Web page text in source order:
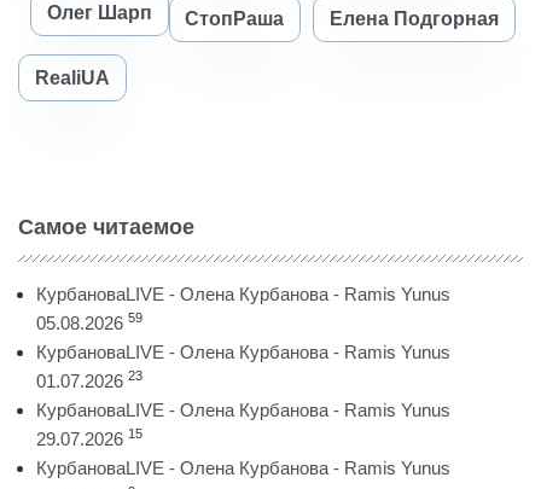
Олег Шарп СтопРаша Елена Подгорная
RealiUA
Самое читаемое
КурбановаLIVE - Олена Курбанова - Ramis Yunus
05.08.2026 59
КурбановаLIVE - Олена Курбанова - Ramis Yunus
01.07.2026 23
КурбановаLIVE - Олена Курбанова - Ramis Yunus
29.07.2026 15
КурбановаLIVE - Олена Курбанова - Ramis Yunus